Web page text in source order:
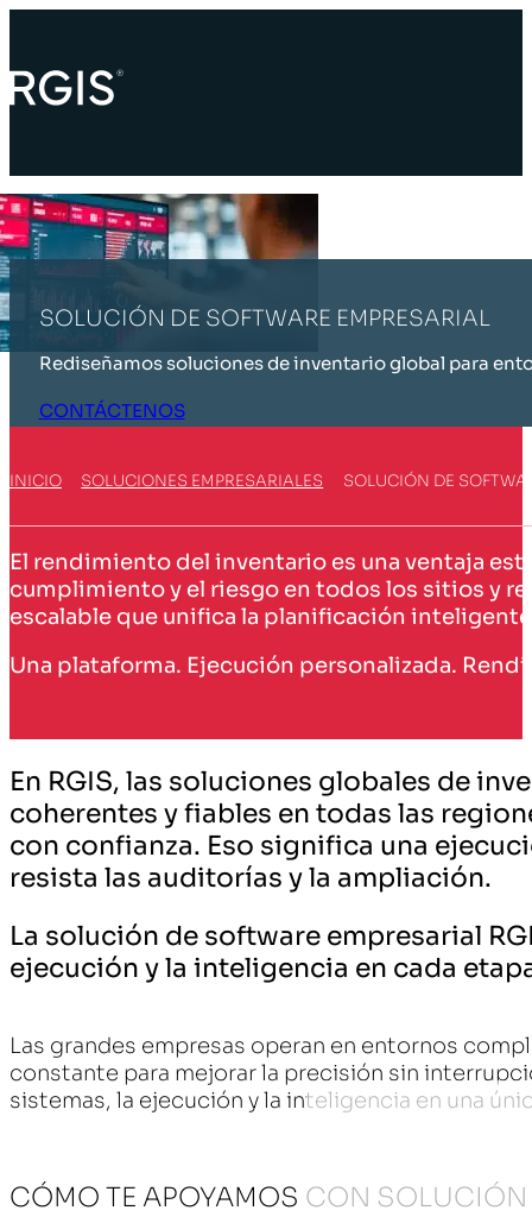
SOLUCIÓN DE SOFTWARE EMPRESARIAL
Rediseñamos soluciones de inventario global para
CONTÁCTENOS
INICIO SOLUCIONES EMPRESARIALES SOLUCIÓN DE
El rendimiento del inventario es una ventaja
cumplimiento y el riesgo en todos los sitios y
escalable que unifica la planificación
Una plataforma. Ejecución personalizada.
En RGIS, las soluciones globales de
coherentes y fiables en todas las
con confianza. Eso significa una
resista las auditorías y la ampliación.
La solución de software empresarial
ejecución y la inteligencia en cada
Las grandes empresas operan en entornos
constante para mejorar la precisión sin
sistemas, la ejecución y la inteligencia en una
CÓMO TE APOYAMOS CON SOLUCIÓN